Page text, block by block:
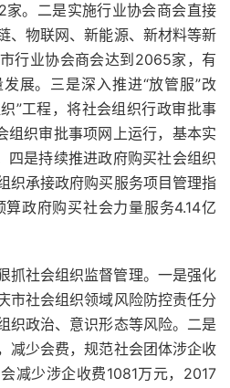
。二是实施行业协会商会直接
、物联网、新能源、新材料等新
行业协会商会达到2065家，有
展。三是深入推进“放管服”改
”工程，将社会组织行政审批事
组织审批事项网上运行，基本实
四是持续推进政府购买社会组织
织承接政府购买服务项目管理指
政府购买社会力量服务4.14亿
抓社会组织监督管理。一是强化
市社会组织领域风险防控责任分
织政治、意识形态等风险。二是
减少会费，规范社会团体涉企收
减少涉企收费1081万元，2017